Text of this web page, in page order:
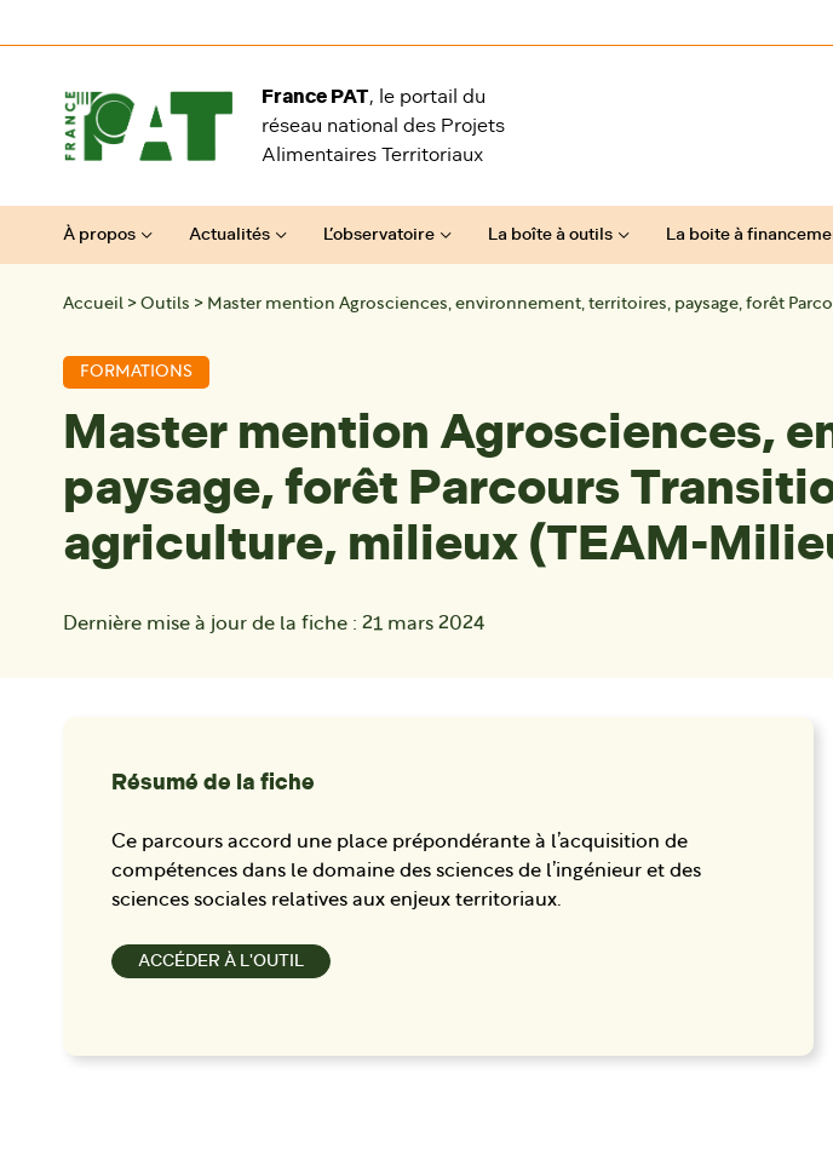
France PAT, le portail du
réseau national des Projets
Alimentaires Territoriaux
À propos Actualités L’observatoire La boîte à outils La boite à
Accueil > Outils > Master mention Agrosciences, environnement, territoires, paysage, forêt
FORMATIONS
Master mention Agrosciences,
paysage, forêt Parcours
agriculture, milieux (TEAM-
Dernière mise à jour de la fiche : 21 mars 2024
Résumé de la fiche
Ce parcours accord une place prépondérante à l’acquisition de
compétences dans le domaine des sciences de l’ingénieur et des
sciences sociales relatives aux enjeux territoriaux.
ACCÉDER À L'OUTIL